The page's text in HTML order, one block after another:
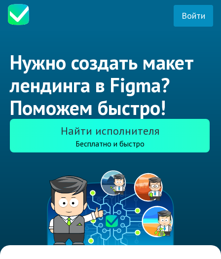
Войти
Нужно создать макет
лендинга в Figma?
Поможем быстро!
Найти исполнителя
Бесплатно и быстро